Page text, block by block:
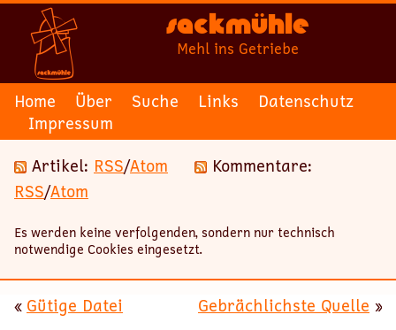
Sackmühle
Mehl ins Getriebe
Home Über Suche Links
Datenschutz
Impressum
Artikel: RSS/Atom
Kommentare:
RSS/Atom
Es werden keine verfolgenden, sondern nur technisch
notwendige Cookies eingesetzt.
« Gütige Datei Gebrächlichste Quelle »